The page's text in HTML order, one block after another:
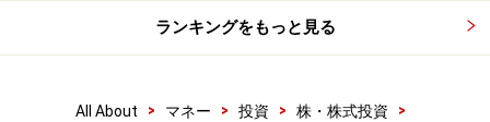
株の買い方その4 証券総合口座に入金を
ランキングをもっと見る
All About > マネー > 投資 > 株・株式投資
>